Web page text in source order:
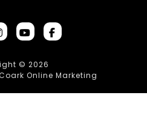
© 2026
Online Marketing